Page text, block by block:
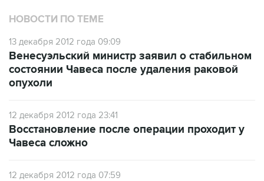
НОВОСТИ ПО ТЕМЕ
13 декабря 2012 года 09:09
Венесуэльский министр заявил о стабильном
состоянии Чавеса после удаления раковой
опухоли
12 декабря 2012 года 23:41
Восстановление после операции проходит у
Чавеса сложно
12 декабря 2012 года 07:59